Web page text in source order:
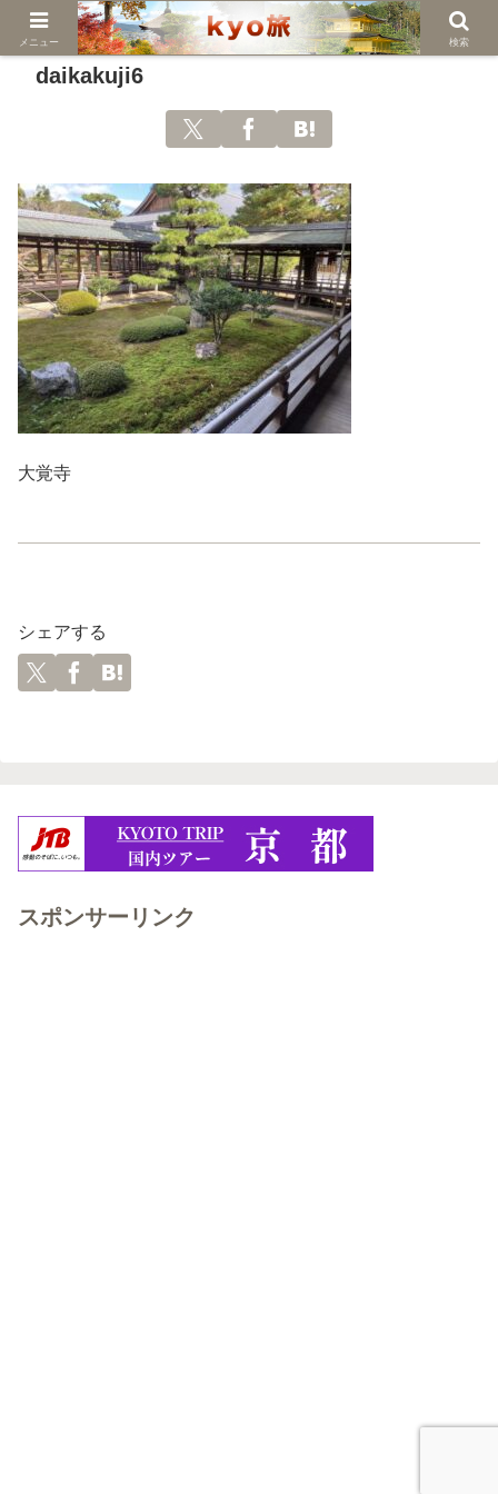
daikakuji6
大覚寺
シェアする
スポンサーリンク
メニュー 検索